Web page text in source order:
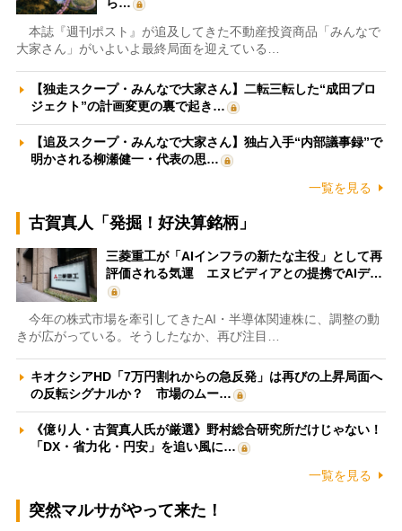
本誌『週刊ポスト』が追及してきた不動産投資商品「みんなで
大家さん」がいよいよ最終局面を迎えている…
【独走スクープ・みんなで大家さん】二転三転した“成田プロ
ジェクト”の計画変更の裏で起き…
【追及スクープ・みんなで大家さん】独占入手“内部議事録”で
明かされる柳瀬健一・代表の思…
一覧を見る
古賀真人「発掘！好決算銘柄」
三菱重工が「AIインフラの新たな主役」として再
評価される気運 エヌビディアとの提携でAIデ…
今年の株式市場を牽引してきたAI・半導体関連株に、調整の動
きが広がっている。そうしたなか、再び注目…
キオクシアHD「7万円割れからの急反発」は再びの上昇局面へ
の反転シグナルか？ 市場のムー…
《億り人・古賀真人氏が厳選》野村総合研究所だけじゃない！
「DX・省力化・円安」を追い風に…
一覧を見る
突然マルサがやって来た！